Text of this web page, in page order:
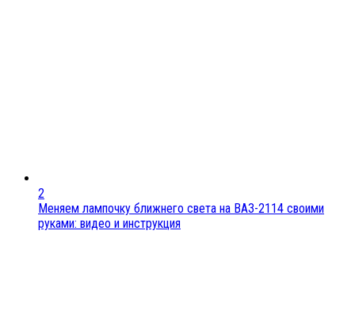
2
Меняем лампочку ближнего света на ВАЗ-2114 своими
руками: видео и инструкция